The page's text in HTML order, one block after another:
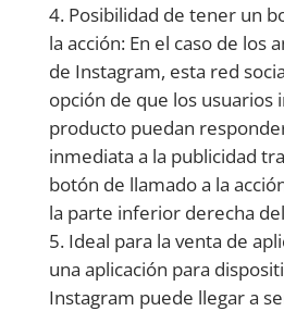
Posibilidad de tener un
la acción: En el caso de los
de Instagram, esta red
opción de que los usuarios
producto puedan
inmediata a la publicidad
botón de llamado a la
la parte inferior derecha
Ideal para la venta de
una aplicación para
Instagram puede llegar a